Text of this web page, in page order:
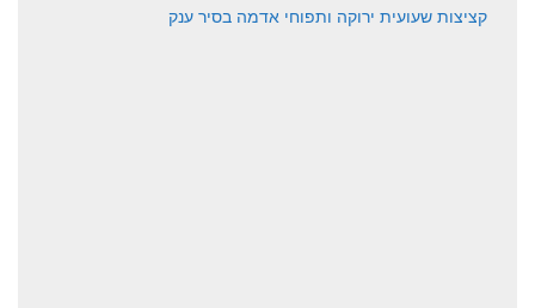
קציצות שעועית ירוקה ותפוחי אדמה בסיר ענק